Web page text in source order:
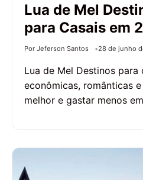
Lua de Mel
para Casais em
Por Jeferson Santos 28 de junho
Lua de Mel Destinos
econômicas, românticas
melhor e gastar menos